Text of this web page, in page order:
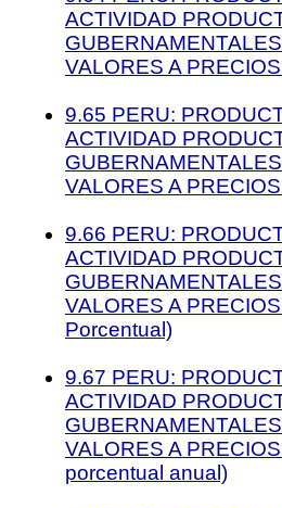
ACTIVIDAD
VALORES A
9.65 PERU:
ACTIVIDAD
VALORES A
9.66 PERU:
ACTIVIDAD
VALORES A
Porcentual)
9.67 PERU:
ACTIVIDAD
VALORES A
porcentual anual)